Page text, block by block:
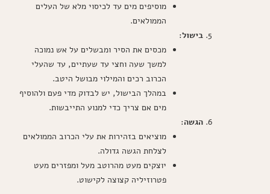
מוסיפים מים עד לכיסוי מלא של העלים
הממולאים.
בישול:
מכסים את הסיר ומבשלים על אש נמוכה
למשך שעה וחצי עד שעתיים, עד שהעלי
הכרוב רכים והמילוי מבושל היטב.
במהלך הבישול, יש לבדוק מדי פעם ולהוסיף
מים אם צריך כדי למנוע התייבשות.
הגשה:
מוציאים בזהירות את עלי הכרוב הממולאים
לצלחת הגשה גדולה.
יוצקים מעט מהרוטב מעל ומפזרים מעט
פטרוזיליה קצוצה לקישוט.